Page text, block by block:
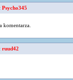
Psycho345
komentarza.
ruud42